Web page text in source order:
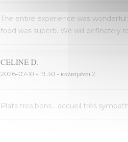
The entire experience was
food was superb. We will definately
CELINED
2026-07-10 - 19:30 - καλεσμένοι 2
Plats tres bons... accueil très